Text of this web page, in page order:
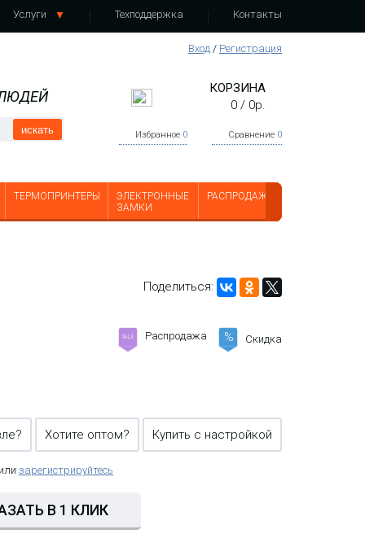
Услуги Техподдержка Контакты
Вход / Регистрация
искать
КОРЗИНА
0/ 0р.
Избранное 0 Сравнение 0
ТЕРМОПРИНТЕРЫ
ЭЛЕКТРОННЫЕ
ЗАМКИ
РАСПРОДАЖА
Поделиться:
SALE Распродажа % Скидка
Хотите оптом? Купить с настройкой
зарегистрируйтесь
В 1 КЛИК